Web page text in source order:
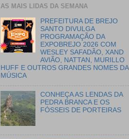
AS MAIS LIDAS DA SEMANA
PREFEITURA DE BREJO
SANTO DIVULGA
PROGRAMAÇÃO DA
EXPOBREJO 2026 COM
WESLEY SAFADÃO, XAND
AVIÃO, NATTAN, MURILLO
HUFF E OUTROS GRANDES NOMES DA
MÚSICA
CONHEÇA AS LENDAS DA
PEDRA BRANCA E OS
FÓSSEIS DE PORTEIRAS